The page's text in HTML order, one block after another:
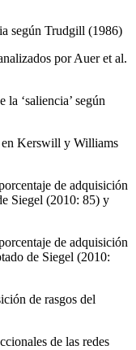
según Trudgill (1986)
por Auer et al.
‘saliencia’ según
en Kerswill y Williams
de adquisición
Siegel (2010: 85) y
de adquisición
de Siegel (2010:
de rasgos del
de las redes